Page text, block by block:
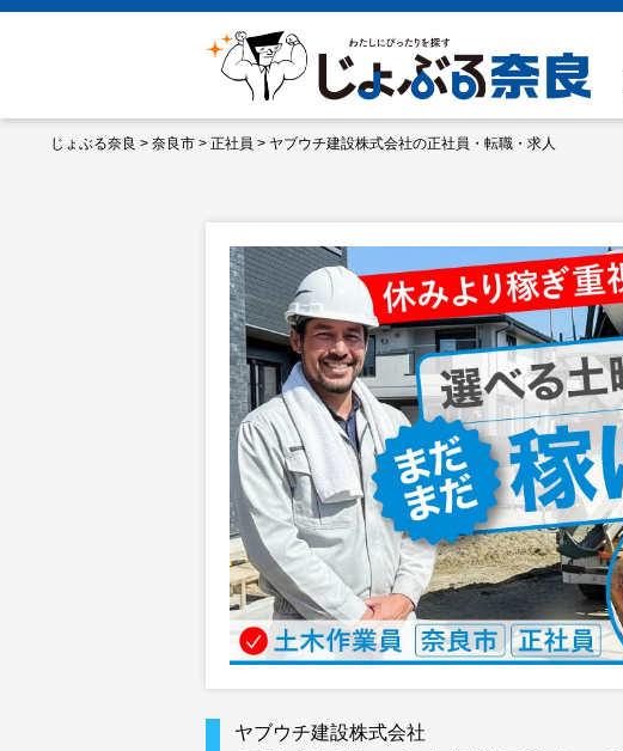
じょぶる奈良 > 奈良市 > 正社員 > ヤブウチ建設株式会社の正社員・転職・求人
ヤブウチ建設株式会社